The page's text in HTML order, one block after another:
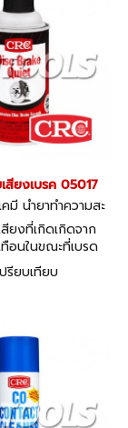
สียงเบรค 05017
มี น้ำยาทำความสะ
ซิลิโคน
ยงที่เกิดเกิดจาก
อนในขณะที่เบรด
ทำงาน
รียบเทียบ